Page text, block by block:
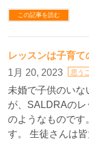
この記事を読む
レッスンは子育て
1月 20, 2023
思う
未婚で子供のいな
が、SALDRAの
のようなものです
す。 生徒さんは